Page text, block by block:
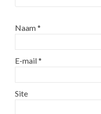
Naam*
E-mail*
Site